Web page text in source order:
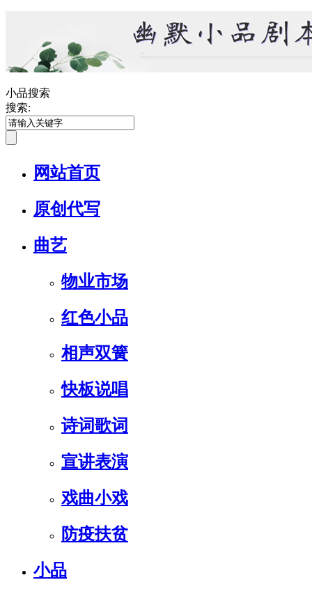
小品搜索
搜索:
网站首页
原创代写
曲艺
物业市场
红色小品
相声双簧
快板说唱
诗词歌词
宣讲表演
戏曲小戏
防疫扶贫
小品